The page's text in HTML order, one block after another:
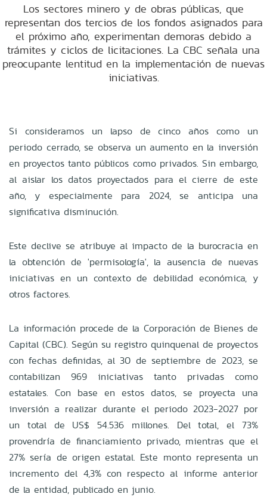
Los sectores minero y de obras públicas, que
representan dos tercios de los fondos asignados para
el próximo año, experimentan demoras debido a
trámites y ciclos de licitaciones. La CBC señala una
preocupante lentitud en la implementación de nuevas
iniciativas.
Si consideramos un lapso de cinco años como un
periodo cerrado, se observa un aumento en la inversión
en proyectos tanto públicos como privados. Sin embargo,
al aislar los datos proyectados para el cierre de este
año, y especialmente para 2024, se anticipa una
significativa disminución.
Este declive se atribuye al impacto de la burocracia en
la obtención de 'permisología', la ausencia de nuevas
iniciativas en un contexto de debilidad económica, y
otros factores.
La información procede de la Corporación de Bienes de
Capital (CBC). Según su registro quinquenal de proyectos
con fechas definidas, al 30 de septiembre de 2023, se
contabilizan 969 iniciativas tanto privadas como
estatales. Con base en estos datos, se proyecta una
inversión a realizar durante el periodo 2023-2027 por
un total de US$ 54.536 millones. Del total, el 73%
provendría de financiamiento privado, mientras que el
27% sería de origen estatal. Este monto representa un
incremento del 4,3% con respecto al informe anterior
de la entidad, publicado en junio.